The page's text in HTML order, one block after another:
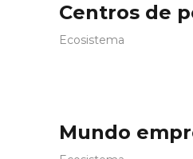
Centros de
Ecosistema
Mundo